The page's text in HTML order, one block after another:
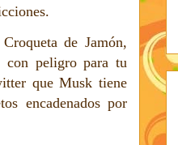
de Jamón,
con peligro para tu
que Musk tiene
encadenados por